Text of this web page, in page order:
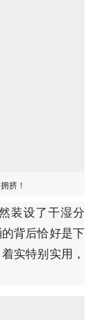
挤！
装设了干湿分
背后恰好是下
实特别实用，